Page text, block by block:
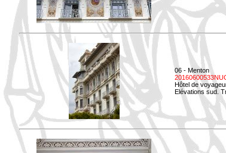
06 - Menton
Hôtel de
Elévations sud.